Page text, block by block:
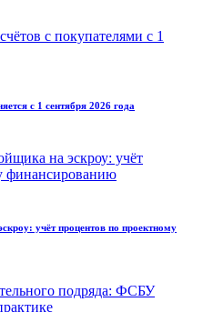
с 1 сентября 2026 года
учёт процентов по проектному